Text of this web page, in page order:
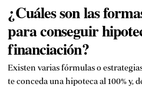
¿Cuáles son las
para conseguir
financiación?
Existen varias fórmulas o
te conceda una hipoteca al 100% y,